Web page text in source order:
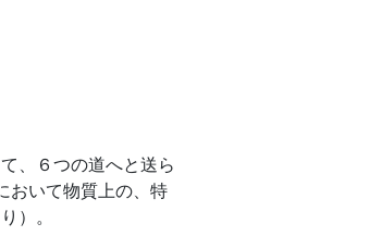
、６つの道へと送ら
おいて物質上の、特
）。